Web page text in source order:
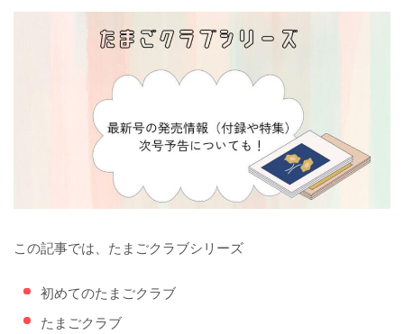
この記事では、たまごクラブシリーズ
初めてのたまごクラブ
たまごクラブ